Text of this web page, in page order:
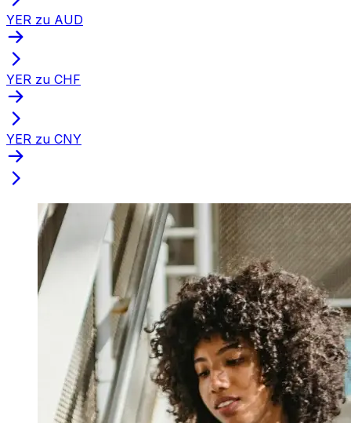
YER zu AUD
YER zu CHF
YER zu CNY